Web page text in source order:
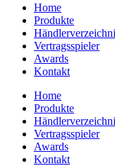
Home
Produkte
Vertragsspieler
Awards
Kontakt
Home
Produkte
Vertragsspieler
Awards
Kontakt